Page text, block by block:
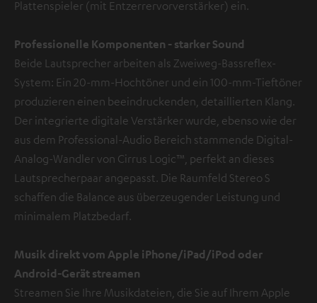
Plattenspieler (mit Entzerrervorverstärker) ein.
Professionelle Komponenten - starker Sound
Beide Lautsprecher arbeiten als Zweiweg-Bassreflex-
System: Ein 20-mm-Hochtöner und ein 100-mm-Tieftöner
produzieren einen beeindruckenden, detaillierten Klang.
Der integrierte digitale Verstärker wurde, ebenso wie der
aus dem Professional-Audio Bereich stammende Digital-
Analog-Wandler von Cirrus Logic™, perfekt an dieses
Lautsprecherpaar angepasst. Die Raumfeld Stereo S
schaffen die Balance aus überzeugender Leistung und
minimalem Platzbedarf.
Musik direkt vom Apple iPhone/iPad/iPod oder
Android-Gerät streamen
Streamen Sie Ihre Musikdateien, die Sie auf Ihrem Apple